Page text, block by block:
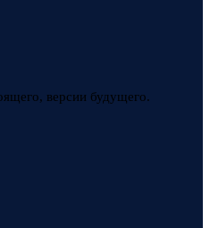
версии будущего.